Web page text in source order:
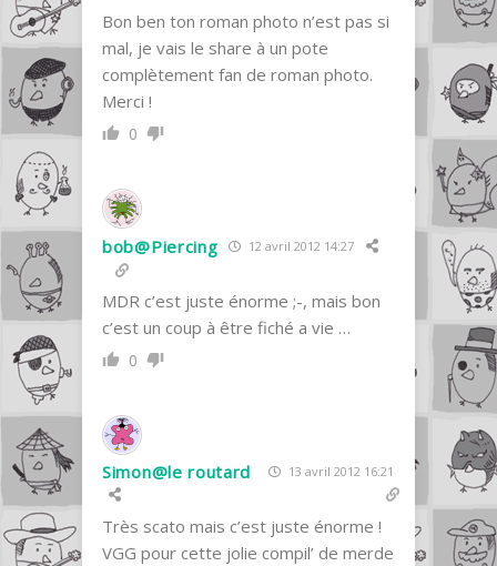
Bon ben ton roman photo n’est pas si
mal, je vais le share à un pote
complètement fan de roman photo.
Merci !
0
bob@Piercing 12 avril 2012 14:27
MDR c’est juste énorme ;-, mais bon
c’est un coup à être fiché a vie …
0
Simon@le routard 13 avril 2012 16:21
Très scato mais c’est juste énorme !
VGG pour cette jolie compil’ de merde